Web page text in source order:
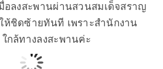
อลงสะพานผ่านสวนสมเด็จสราญ
ชิดซ้ายทันที เพราะสำนักงาน
กล้ทางลงสะพานค่ะ